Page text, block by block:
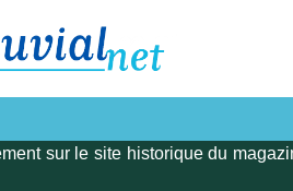
sur le site historique du